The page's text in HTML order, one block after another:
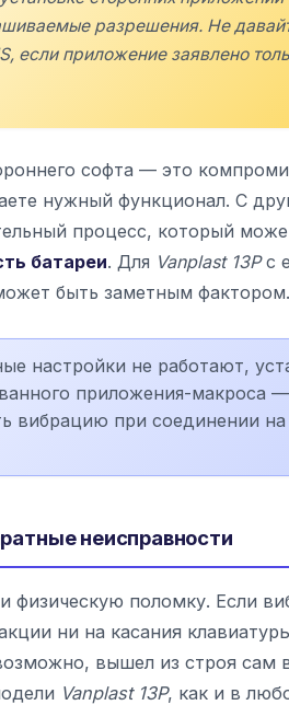
разрешения. Не
если приложение заявлено
софта — это
нужный функционал. С
процесс, который
батареи. Для Vanplast 13Pс
быть заметным фактором.
настройки не работают,
приложения-макроса
вибрацию при соединении
неисправности
физическую поломку. Если
ни на касания
вышел из строя сам
Vanplast 13P, как и в